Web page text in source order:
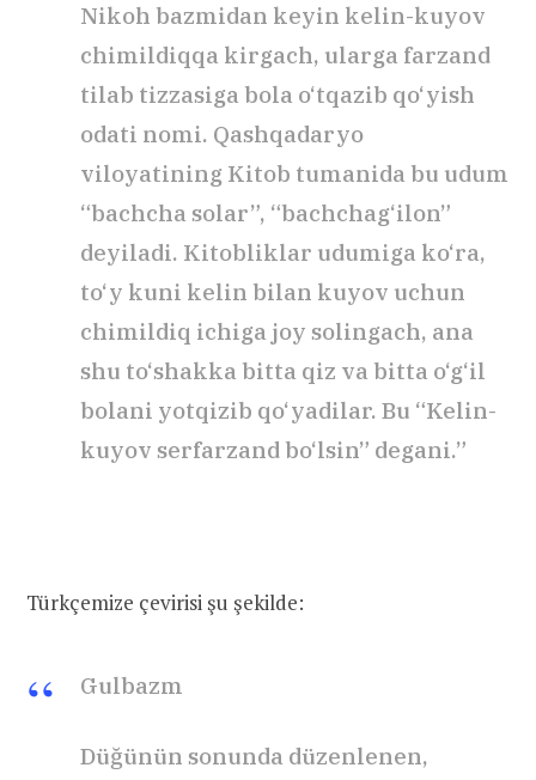
Nikoh bazmidan keyin kelin-kuyov
chimildiqqa kirgach, ularga farzand
tilab tizzasiga bola o‘tqazib qo‘yish
odati nomi. Qashqadaryo
viloyatining Kitob tumanida bu udum
“bachcha solar”, “bachchag‘ilon”
deyiladi. Kitobliklar udumiga ko‘ra,
to‘y kuni kelin bilan kuyov uchun
chimildiq ichiga joy solingach, ana
shu to‘shakka bitta qiz va bitta o‘g‘il
bolani yotqizib qo‘yadilar. Bu “Kelin-
kuyov serfarzand bo‘lsin” degani.”
Türkçemize çevirisi şu şekilde:
Gulbazm
Düğünün sonunda düzenlenen,